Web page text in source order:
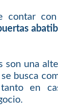
contar
son una
busca
en